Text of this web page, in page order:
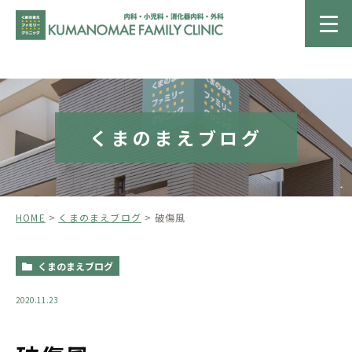
くまのまえブログ
HOME くまのまえブログ 破傷風
くまのまえブログ
2020.11.23